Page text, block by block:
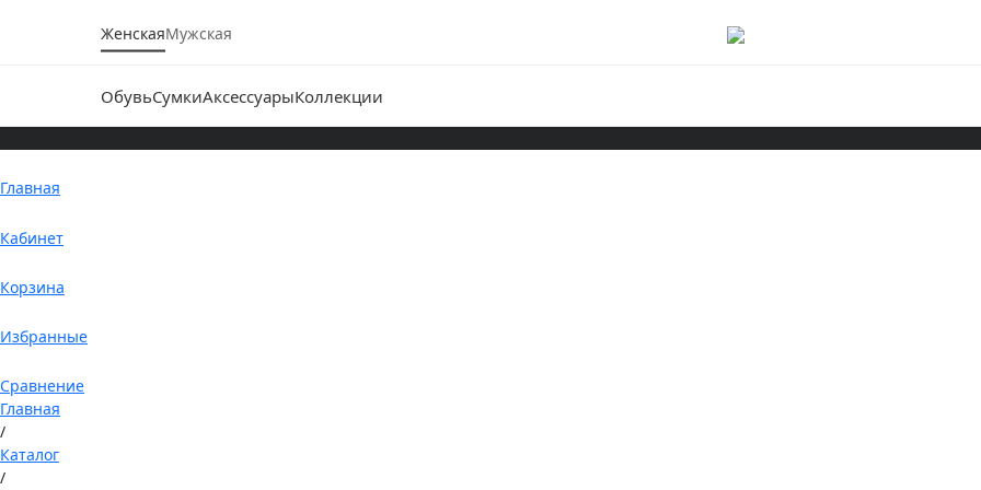
ЖенскаяМужская
ОбувьСумкиАксессуарыКоллекции
Главная
Кабинет
Корзина
Избранные
Сравнение
Главная
/
Каталог
/